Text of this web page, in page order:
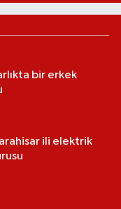
bir erkek
ili elektrik